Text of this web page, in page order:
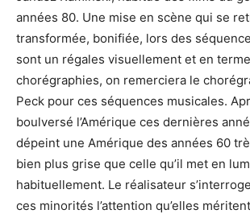
années 80. Une mise en scène qui se
transformée, bonifiée, lors des
sont un régales visuellement et en
chorégraphies, on remerciera le
Peck pour ces séquences musicales.
boulversé l’Amérique ces dernières
dépeint une Amérique des années 60
bien plus grise que celle qu’il met en
habituellement. Le réalisateur
ces minorités l’attention qu’elles